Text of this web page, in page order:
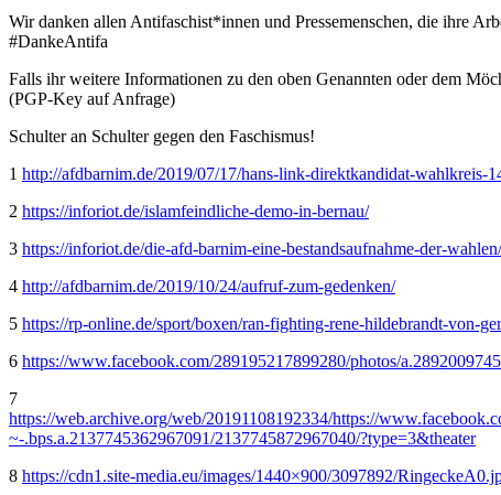
Wir danken allen Antifaschist*innen und Pressemenschen, die ihre
#DankeAntifa
Falls ihr weitere Informationen zu den oben Genannten oder dem
(PGP-Key auf Anfrage)
Schulter an Schulter gegen den Faschismus!
1 http://afdbarnim.de/2019/07/17/hans-link-direktkandidat-wahlkreis-
2 https://inforiot.de/islamfeindliche-demo-in-bernau/
3 https://inforiot.de/die-afd-barnim-eine-bestandsaufnahme-der-wahlen/
4 http://afdbarnim.de/2019/10/24/aufruf-zum-gedenken/
5 https://rp-online.de/sport/boxen/ran-fighting-rene-hildebrandt-von-
6 https://www.facebook.com/289195217899280/photos/
7
https://web.archive.org/web/20191108192334/https://
~-.bps.a.2137745362967091/2137745872967040/?type=3&theater
8 https://cdn1.site-media.eu/images/1440×900/3097892/